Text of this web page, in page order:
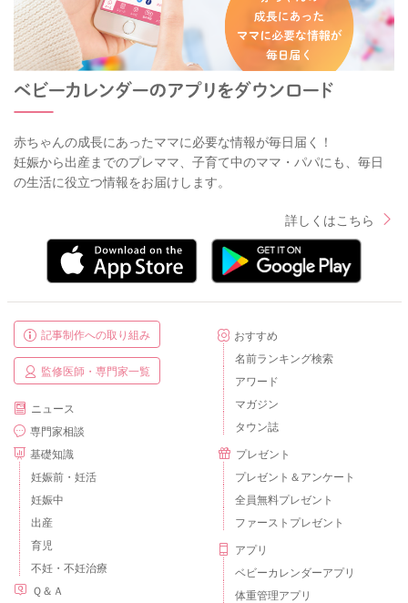
赤ちゃんの成長にあったママに必要な情報が毎日届く！
妊娠から出産までのプレママ、子育て中のママ・パパにも、毎日
の生活に役立つ情報をお届けします。
詳しくはこちら
記事制作への取り組み
監修医師・専門家一覧
ニュース
専門家相談
基礎知識
妊娠前・妊活
妊娠中
出産
育児
不妊・不妊治療
Ｑ＆Ａ
おすすめ
名前ランキング検索
アワード
マガジン
タウン誌
プレゼント
プレゼント＆アンケート
全員無料プレゼント
ファーストプレゼント
アプリ
ベビーカレンダーアプリ
体重管理アプリ